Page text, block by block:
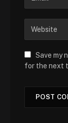
Save my
for the next